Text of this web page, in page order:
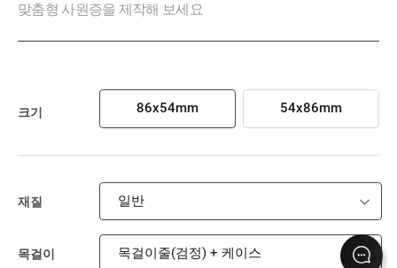
맞춤형 사원증을 제작해 보세요
크기 86x54mm 54x86mm
재질 일반
목걸이 목걸이줄(검정) + 케이스